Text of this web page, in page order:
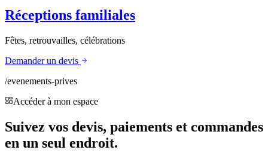
Réceptions familiales
Fêtes, retrouvailles, célébrations
Demander un devis
/evenements-prives
Accéder à mon espace
Suivez vos devis, paiements et commandes
en un seul endroit.